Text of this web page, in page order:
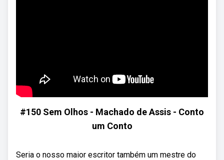
#150 Sem Olhos - Machado de Assis - Conto
um Conto
Seria o nosso maior escritor também um mestre do